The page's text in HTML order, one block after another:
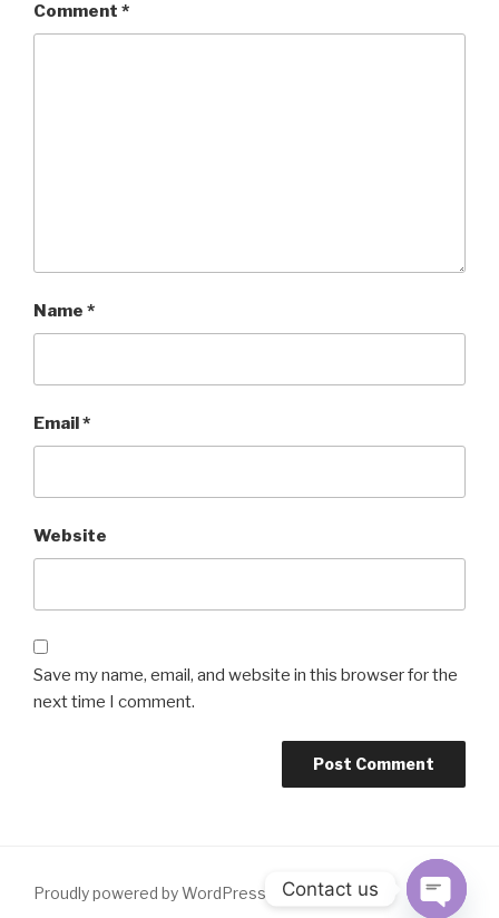
Comment *
Name *
Email*
Website
Save my name, email, and website in this browser for the
next time I comment.
Proudly powered by WordPress Contact us